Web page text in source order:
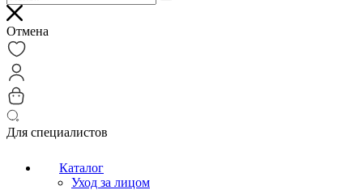
Отмена
Для специалистов
Каталог
Уход за лицом